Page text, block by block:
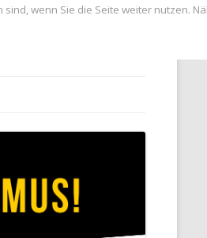
wenn Sie die Seite weiter nutzen.